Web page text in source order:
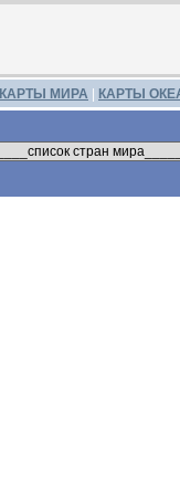
КАРТЫ МИРА КАРТЫ